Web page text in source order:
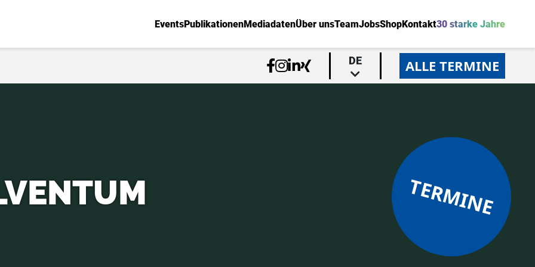
EventsPublikationenMediadatenÜber unsTeamJobsShopKontakt30 starke Jahre
DE ALLE TERMINE
TERMINE